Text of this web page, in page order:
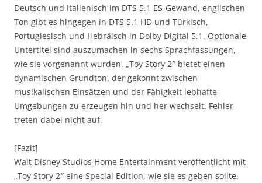
Deutsch und Italienisch im DTS 5.1 ES-Gewand, englischen
Ton gibt es hingegen in DTS 5.1 HD und Türkisch,
Portugiesisch und Hebräisch in Dolby Digital 5.1. Optionale
Untertitel sind auszumachen in sechs Sprachfassungen,
wie sie vorgenannt wurden. „Toy Story 2″ bietet einen
dynamischen Grundton, der gekonnt zwischen
musikalischen Einsätzen und der Fähigkeit lebhafte
Umgebungen zu erzeugen hin und her wechselt. Fehler
treten dabei nicht auf.
[Fazit]
Walt Disney Studios Home Entertainment veröffentlicht mit
„Toy Story 2″ eine Special Edition, wie sie es geben sollte.